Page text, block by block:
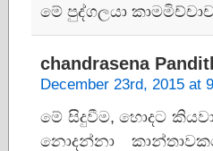
මේ පුද්ගලයා
chandrasena
December 23rd, 2015 at
මේ සිදුවීම, හොදට
නොදන්නා